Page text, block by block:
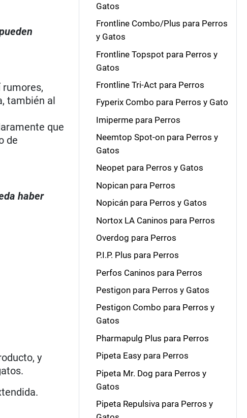
rumores,
también al
que
de
haber
y
Gatos
Frontline Combo/Plus para Perros
y Gatos
Frontline Topspot para Perros y
Gatos
Frontline Tri-Act para Perros
Fyperix Combo para Perros y Gato
Imiperme para Perros
Neemtop Spot-on para Perros y
Gatos
Neopet para Perros y Gatos
Nopican para Perros
Nopicán para Perros y Gatos
Nortox LA Caninos para Perros
Overdog para Perros
P.I.P. Plus para Perros
Perfos Caninos para Perros
Pestigon para Perros y Gatos
Pestigon Combo para Perros y
Gatos
Pharmapulg Plus para Perros
Pipeta Easy para Perros
Pipeta Mr. Dog para Perros y
Gatos
Pipeta Repulsiva para Perros y